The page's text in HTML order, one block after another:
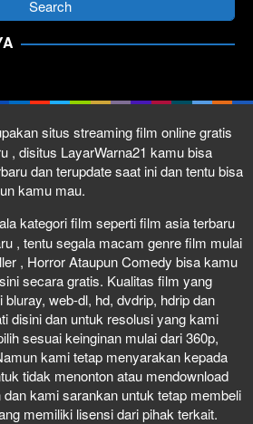
situs streaming film online gratis
, disitus LayarWarna21 kamu bisa
dan terupdate saat ini dan tentu bisa
kamu mau.
kategori film seperti film asia terbaru
, tentu segala macam genre film mulai
, Horror Ataupun Comedy bisa kamu
secara gratis. Kualitas film yang
web-dl, hd, dvdrip, hdrip dan
disini dan untuk resolusi yang kami
sesuai keinginan mulai dari 360p,
kami tetap menyarakan kepada
tidak menonton atau mendownload
kami sarankan untuk tetap membeli
memiliki lisensi dari pihak terkait.